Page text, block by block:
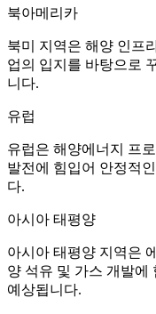
북아메리카
북미 지역은 해양 인프
업의 입지를 바탕으로
니다.
유럽
유럽은 해양에너지 프
발전에 힘입어 안정적
다.
아시아 태평양
아시아 태평양 지역은
양 석유 및 가스 개발에
예상됩니다.